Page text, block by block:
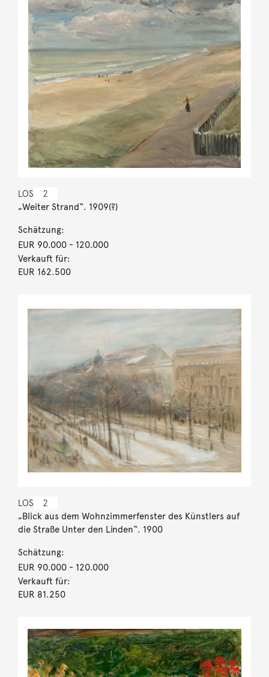
LOS 2
„Weiter Strand“. 1909(?)
Schätzung:
EUR 90.000- 120.000
Verkauft für:
EUR 162.500
LOS 2
„Blick aus dem Wohnzimmerfenster des Künstlers auf
die Straße Unter den Linden“. 1900
Schätzung:
EUR 90.000- 120.000
Verkauft für:
EUR 81.250